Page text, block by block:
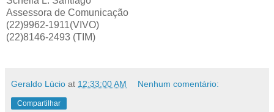
Assessora de Comunicação
(22)9962-1911(VIVO)
(22)8146-2493 (TIM)
Geraldo Lúcio at 12:33:00 AM Nenhum comentário:
Compartilhar